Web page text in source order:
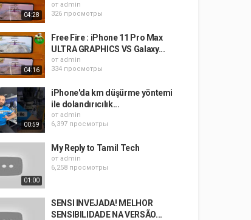
04:28
от admin
326 просмотры
04:16
Free Fire : iPhone 11 Pro Max
ULTRA GRAPHICS VS Galaxy...
от admin
334 просмотры
00:59
iPhone'da km düşürme yöntemi
ile dolandırıcılık...
от admin
6,397 просмотры
01:00
My Reply to Tamil Tech
от admin
6,258 просмотры
SENSI INVEJADA! MELHOR
SENSIBILIDADE NA VERSÃO...